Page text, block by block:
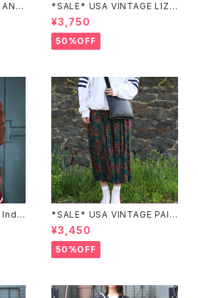
ANN
ア
ス
*SALE* USA VINTAGE LIZ c
laiborne EMBROIDERY DES
IGN NAVY ONE PIECE/アメリ
カ古着刺繍デザインネイビーワ
ンピース
¥3,750
50%OFF
Indi
EM
刺
*SALE* USA VINTAGE PAIS
LEY PATTERNED DESIGN S
KIRT/アメリカ古着ペイズリー
柄デザインスカート
¥3,450
50%OFF